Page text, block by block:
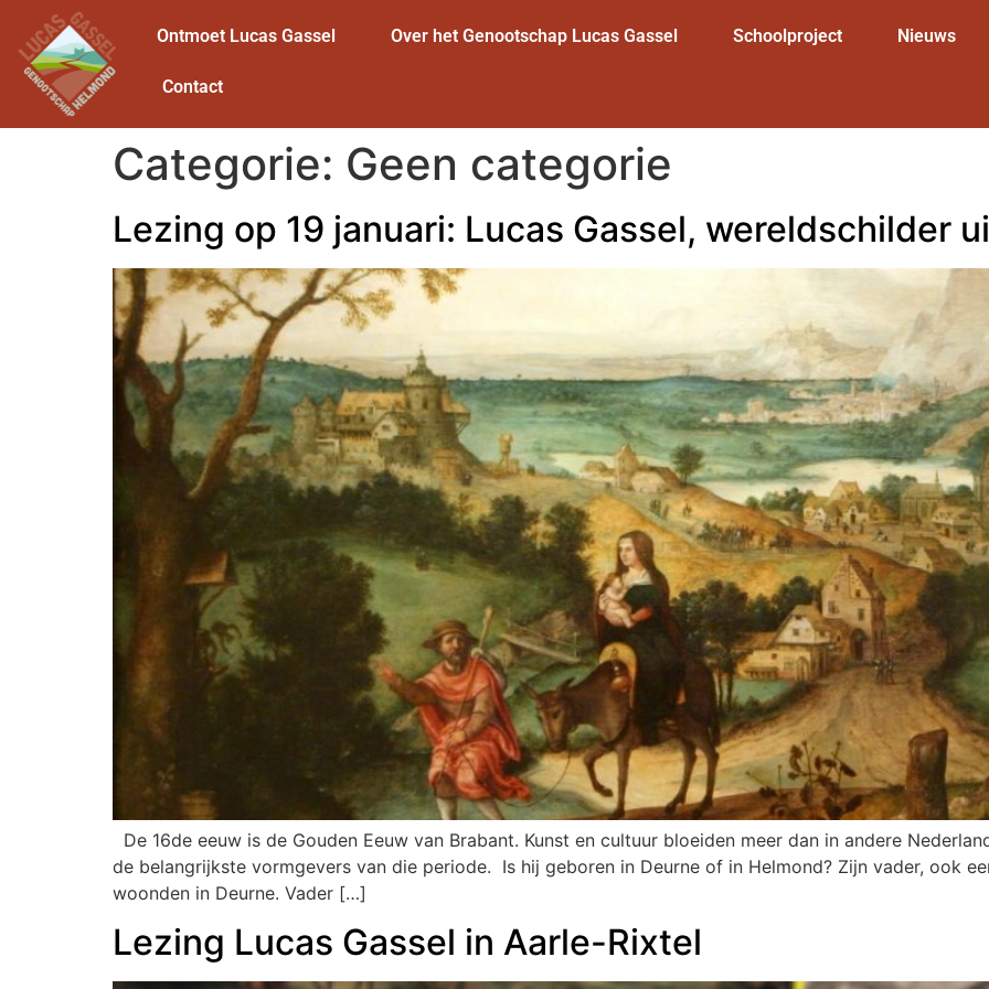
Ontmoet Lucas Gassel Over het Genootschap Lucas Gassel Schoolproject Nieuws
Contact
Categorie: Geen categorie
Lezing op 19 januari: Lucas Gassel, wereldschilder
De 16de eeuw is de Gouden Eeuw van Brabant. Kunst en cultuur bloeiden meer dan in andere
de belangrijkste vormgevers van die periode. Is hij geboren in Deurne of in Helmond? Zijn vader, ook
woonden in Deurne. Vader […]
Lezing Lucas Gassel in Aarle-Rixtel